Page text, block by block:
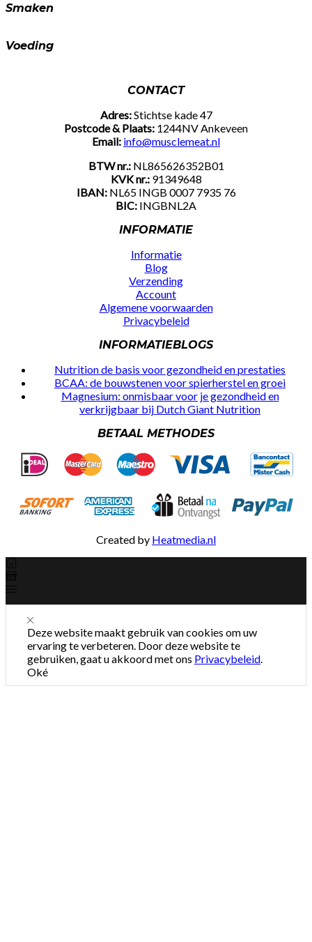
Smaken
Voeding
CONTACT
Adres:Stichtse kade 47
Postcode & Plaats: 1244NV Ankeveen
Email: info@musclemeat.nl
BTW nr.:NL865626352B01
KVK nr.:91349648
IBAN:NL65 INGB 0007 7935 76
BIC: INGBNL2A
INFORMATIE
Informatie
Blog
Verzending
Account
Algemene voorwaarden
Privacybeleid
INFORMATIEBLOGS
Nutrition de basis voor gezondheid en prestaties
BCAA: de bouwstenen voor spierherstel en groei
Magnesium: onmisbaar voor je gezondheid en
verkrijgbaar bij Dutch Giant Nutrition
BETAAL METHODES
Created by Heatmedia.nl
Deze website maakt gebruik van cookies om uw
ervaring te verbeteren. Door deze website te
gebruiken, gaat u akkoord met ons Privacybeleid
Oké